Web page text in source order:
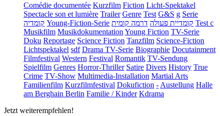
Comédie documentée Kurzfilm Fiction Licht-Spektakel
Spectacle son et lumière Trailer Genre Test G&S g Serie
קומדיה Young-Fiction-Serie קומדיית פעולה דרמה קומית
Test c
Musikfilm Musikdokumentation Young Fiction TV-Serie
Doku Reportage Science Fiction Tanzfilm Science-Fiction
Lichtspektakel sdf Drama TV-Serie Biographie Docutainment
Filmfestival Western Festival Romantik TV-Sendung
Spielfilm Genres Horror-Thriller Satire Divers History True
Crime TV-Show Multimedia-Installation Martial Arts
Familienfilm Kurzfilmfestival Dokufiction - Austellung Halle
am Berghain Berlin Familie / Kinder Kdrama
Jetzt weiterempfehlen!